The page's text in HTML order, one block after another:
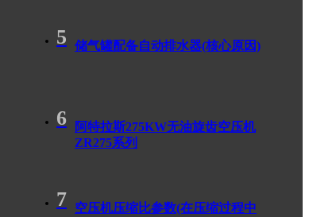
5 储气罐配备自动排水器(核心原因)
6
阿特拉斯275KW无油旋齿空压机
ZR275系列
7
空压机压缩比参数(在压缩过程中